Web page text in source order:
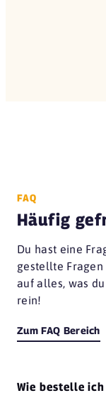
FAQ
Häufig
Du hast eine
gestellte
auf alles, was
rein!
Zum FAQ Bereich
Wie bestelle